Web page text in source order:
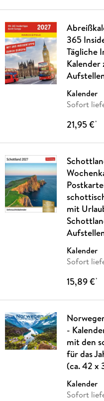
365
Tägliche
Kalender
Kalender
Sofort
21,95 €*
mit
Kalender
Sofort
15,89 €*
-
mit den
für das
(ca. 42 x
Kalender
Sofort